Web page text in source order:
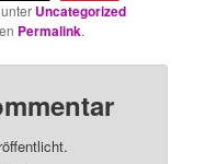
unter Uncategorized
Permalink.